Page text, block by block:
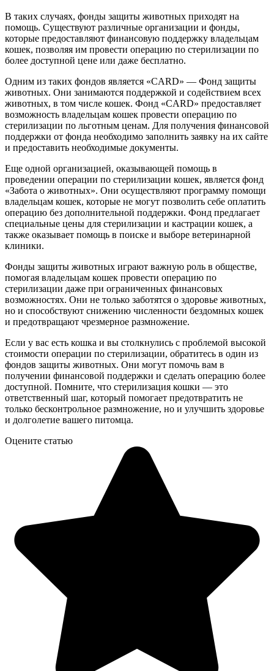
В таких случаях, фонды защиты животных приходят на
помощь. Существуют различные организации и фонды,
которые предоставляют финансовую поддержку владельцам
кошек, позволяя им провести операцию по стерилизации по
более доступной цене или даже бесплатно.
Одним из таких фондов является «СARD» — Фонд защиты
животных. Они занимаются поддержкой и содействием всех
животных, в том числе кошек. Фонд «СARD» предоставляет
возможность владельцам кошек провести операцию по
стерилизации по льготным ценам. Для получения финансовой
поддержки от фонда необходимо заполнить заявку на их сайте
и предоставить необходимые документы.
Еще одной организацией, оказывающей помощь в
проведении операции по стерилизации кошек, является фонд
«Забота о животных». Они осуществляют программу помощи
владельцам кошек, которые не могут позволить себе оплатить
операцию без дополнительной поддержки. Фонд предлагает
специальные цены для стерилизации и кастрации кошек, а
также оказывает помощь в поиске и выборе ветеринарной
клиники.
Фонды защиты животных играют важную роль в обществе,
помогая владельцам кошек провести операцию по
стерилизации даже при ограниченных финансовых
возможностях. Они не только заботятся о здоровье животных,
но и способствуют снижению численности бездомных кошек
и предотвращают чрезмерное размножение.
Если у вас есть кошка и вы столкнулись с проблемой высокой
стоимости операции по стерилизации, обратитесь в один из
фондов защиты животных. Они могут помочь вам в
получении финансовой поддержки и сделать операцию более
доступной. Помните, что стерилизация кошки — это
ответственный шаг, который помогает предотвратить не
только бесконтрольное размножение, но и улучшить здоровье
и долголетие вашего питомца.
Оцените статью